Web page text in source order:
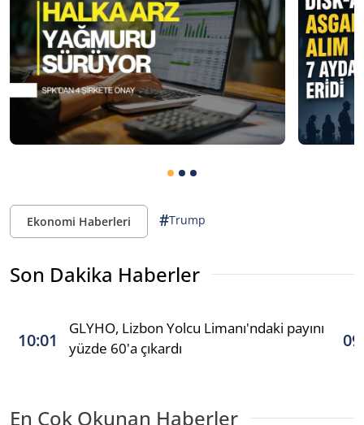
Ekonomi Haberleri #Trump
Son Dakika Haberler
10:01
GLYHO, Lizbon Yolcu Limanı'ndaki payını
yüzde 60'a çıkardı
En Çok Okunan Haberler